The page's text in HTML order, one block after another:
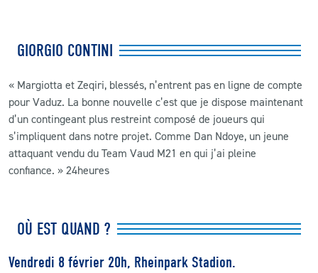
GIORGIO CONTINI
« Margiotta et Zeqiri, blessés, n’entrent pas en ligne de compte
pour Vaduz. La bonne nouvelle c’est que je dispose maintenant
d’un contingeant plus restreint composé de joueurs qui
s’impliquent dans notre projet. Comme Dan Ndoye, un jeune
attaquant vendu du Team Vaud M21 en qui j’ai pleine
confiance. » 24heures
OÙ EST QUAND ?
Vendredi 8 février 20h, Rheinpark Stadion.